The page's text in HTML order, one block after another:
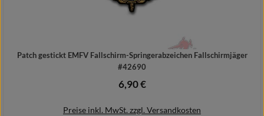
Patch gestickt EMFV Fallschirm-Springerabzeichen Fallschirmjäger
#42690
Regulärer Preis:
6,90 €
Preise inkl. MwSt. zzgl. Versandkosten